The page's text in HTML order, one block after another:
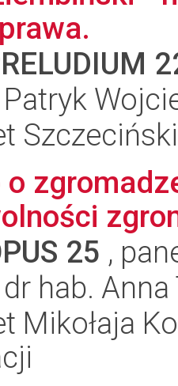
o
25 ,
hab.
Mikołaja